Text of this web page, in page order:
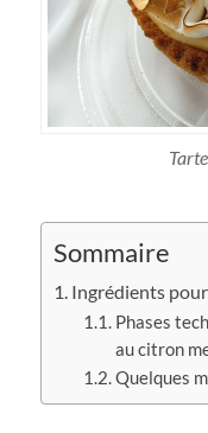
Sommaire
Ingrédients
Phases
au citron
Quelques